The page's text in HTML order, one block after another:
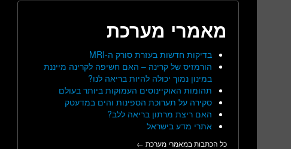
מאמרי מערכת
בדיקות חדשות בעזרת סורק ה-MRI
הורמזיס של קרינה – האם חשיפה לקרינה מייננת
במינון נמוך יכולה להיות בריאה לנו?
תהומות האוקיינוסים העמוקות ביותר בעולם
סקירה על תערוכת הספינות והים במדעטק
האם ריצת מרתון בריאה ללב?
אתרי מדע בישראל
כל הכתבות במאמרי מערכת ←